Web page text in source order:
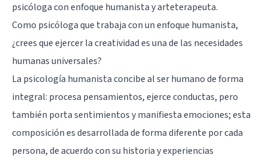
psicóloga con enfoque humanista y arteterapeuta.
Como psicóloga que trabaja con un enfoque humanista,
¿crees que ejercer la creatividad es una de las necesidades
humanas universales?
La psicología humanista concibe al ser humano de forma
integral: procesa pensamientos, ejerce conductas, pero
también porta sentimientos y manifiesta emociones; esta
composición es desarrollada de forma diferente por cada
persona, de acuerdo con su historia y experiencias